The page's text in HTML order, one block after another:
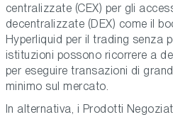
centralizzate (CEX) per gli
decentralizzate (DEX) come il
Hyperliquid per il trading senza
istituzioni possono ricorrere a
per eseguire transazioni di
minimo sul mercato.
In alternativa, i Prodotti